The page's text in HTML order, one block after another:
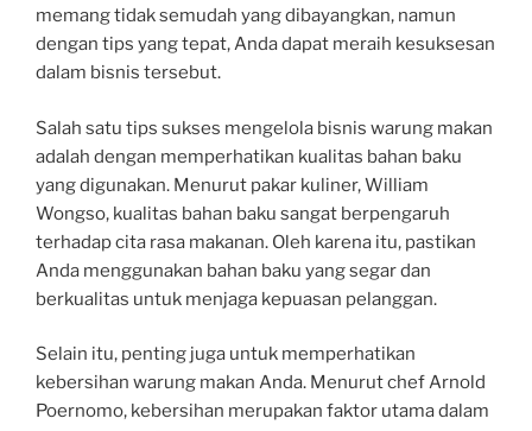
memang tidak semudah yang dibayangkan, namun
dengan tips yang tepat, Anda dapat meraih kesuksesan
dalam bisnis tersebut.
Salah satu tips sukses mengelola bisnis warung makan
adalah dengan memperhatikan kualitas bahan baku
yang digunakan. Menurut pakar kuliner, William
Wongso, kualitas bahan baku sangat berpengaruh
terhadap cita rasa makanan. Oleh karena itu, pastikan
Anda menggunakan bahan baku yang segar dan
berkualitas untuk menjaga kepuasan pelanggan.
Selain itu, penting juga untuk memperhatikan
kebersihan warung makan Anda. Menurut chef Arnold
Poernomo, kebersihan merupakan faktor utama dalam